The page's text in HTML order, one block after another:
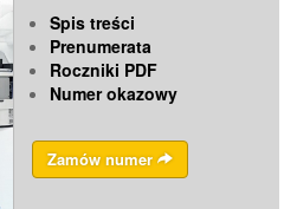
Spis treści
Prenumerata
Roczniki PDF
Numer okazowy
Zamów numer